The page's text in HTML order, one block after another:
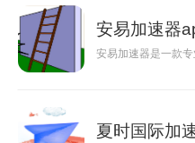
安易加速器
安易加速器是一款
夏时国际加